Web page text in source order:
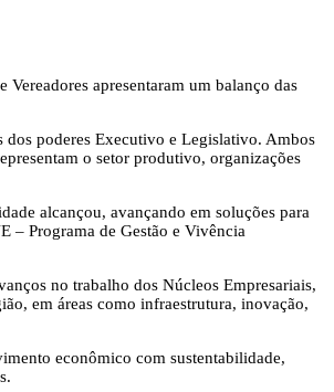
apresentaram um balanço das
dos poderes Executivo e Legislativo. Ambos
o setor produtivo, organizações
alcançou, avançando em soluções para
– Programa de Gestão e Vivência
no trabalho dos Núcleos Empresariais,
em áreas como infraestrutura, inovação,
econômico com sustentabilidade,